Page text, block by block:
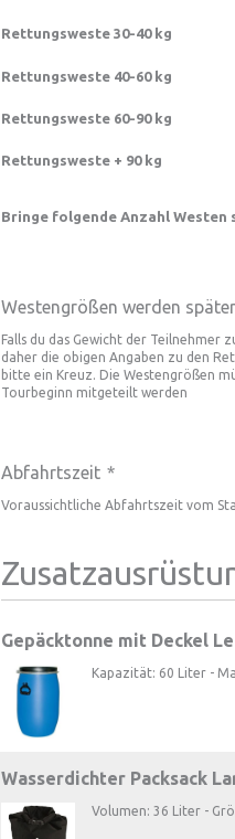
Rettungsweste 30-40 kg
Rettungsweste 40-60 kg
Rettungsweste 60-90 kg
Rettungsweste + 90 kg
Bringe folgende Anzahl Westen
Westengrößen werden
Falls du das Gewicht der Teilnehmer
daher die obigen Angaben zu den
bitte ein Kreuz. Die Westengrößen
Tourbeginn mitgeteilt werden
Abfahrtszeit *
Voraussichtliche Abfahrtszeit vom
Gepäcktonne mit Deckel
Kapazität: 60 Liter -
Wasserdichter Packsack
Volumen: 36 Liter -